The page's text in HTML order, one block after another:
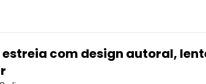
estreia com design autoral,